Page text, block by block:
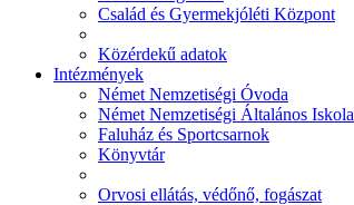
Család és Gyermekjóléti Központ
Közérdekű adatok
Intézmények
Német Nemzetiségi Óvoda
Német Nemzetiségi Általános Iskola
Faluház és Sportcsarnok
Könyvtár
Orvosi ellátás, védőnő, fogászat